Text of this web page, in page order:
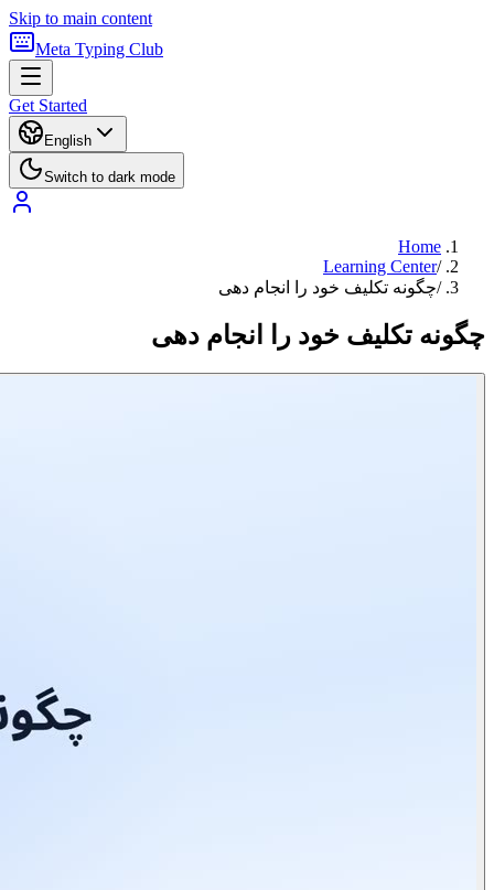
Skip to main content
Meta Typing Club
Get Started
English
Switch to dark mode
Home
/
Learning Center
/چگونه تکلیف خود را انجام دهی
چگونه تکلیف خود را انجام دهی